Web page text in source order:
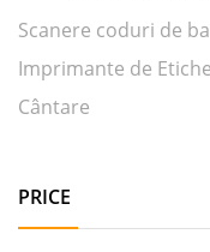
Scanere coduri de
Imprimante de
Cântare
PRICE